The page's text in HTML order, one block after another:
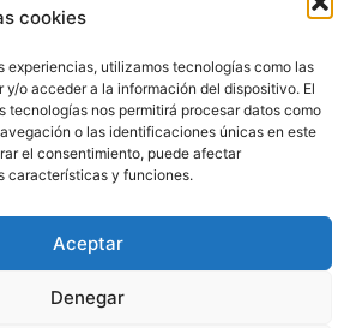
cookies
experiencias, utilizamos tecnologías como las
o acceder a la información del dispositivo. El
tecnologías nos permitirá procesar datos como
o las identificaciones únicas en este
el consentimiento, puede afectar
características y funciones.
Aceptar
Denegar